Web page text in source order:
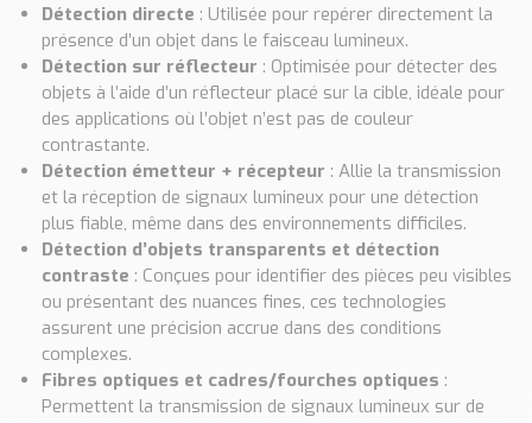
Détection directe : Utilisée pour repérer directement la
présence d’un objet dans le faisceau lumineux.
Détection sur réflecteur : Optimisée pour détecter des
objets à l’aide d’un réflecteur placé sur la cible, idéale pour
des applications où l’objet n’est pas de couleur
contrastante.
Détection émetteur + récepteur : Allie la transmission
et la réception de signaux lumineux pour une détection
plus fiable, même dans des environnements difficiles.
Détection d’objets transparents et détection
contraste : Conçues pour identifier des pièces peu visibles
ou présentant des nuances fines, ces technologies
assurent une précision accrue dans des conditions
complexes.
Fibres optiques et cadres/fourches optiques :
Permettent la transmission de signaux lumineux sur de